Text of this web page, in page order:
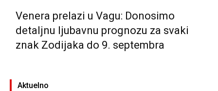
Venera prelazi u Vagu: Donosimo
detaljnu ljubavnu prognozu za svaki
znak Zodijaka do 9. septembra
Aktuelno